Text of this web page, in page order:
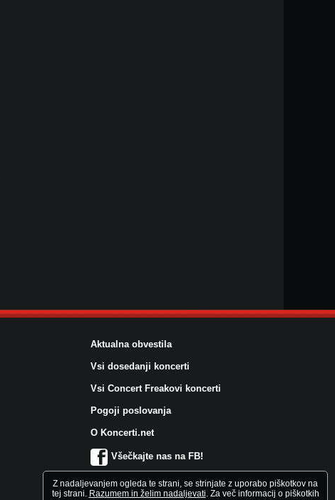
Aktualna obvestila
Vsi dosedanji koncerti
Vsi Concert Freakovi koncerti
Pogoji poslovanja
O Koncerti.net
Všečkajte nas na FB!
Z nadaljevanjem ogleda te strani, se strinjate z uporabo piškotkov na
tej strani. Razumem in želim nadaljevati. Za več informacij o piškotkih